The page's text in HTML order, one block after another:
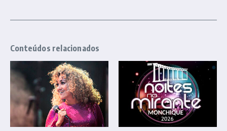
Conteúdos relacionados